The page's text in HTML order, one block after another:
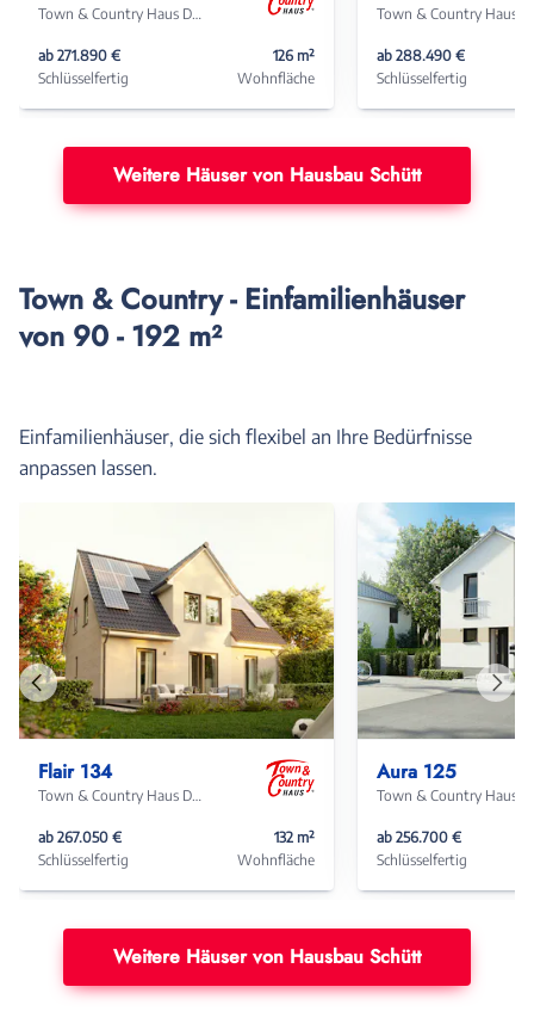
Town & Country Haus Deutschland
ab 271.890 €
Schlüsselfertig
126 m²
Wohnfläche
ab 288.490 €
Schlüsselfertig
Weitere Häuser von Hausbau Schütt
Town & Country - Einfamilienhäuser
von 90 - 192 m²
Einfamilienhäuser, die sich flexibel an Ihre Bedürfnisse
anpassen lassen.
Flair 134
Town & Country Haus Deutschland
ab 267.050 €
Schlüsselfertig
132 m²
Wohnfläche
Aura 125
ab 256.700 €
Schlüsselfertig
Vorheriges
Haus
Haus
Weitere Häuser von Hausbau Schütt